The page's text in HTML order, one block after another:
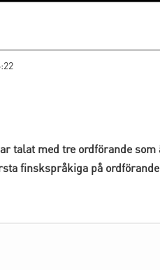
talat med tre ordförande
finskspråkiga på